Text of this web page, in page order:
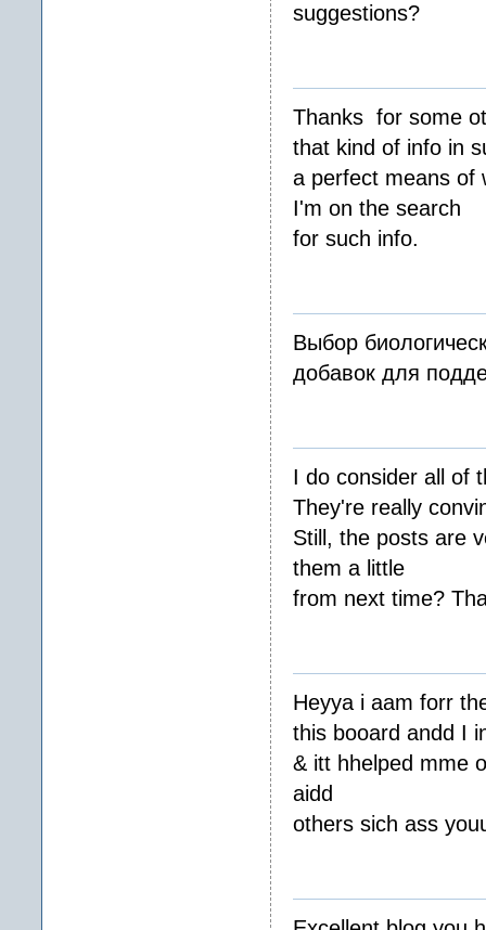
suggestions?
Thanks for some
that kind of info in
a perfect means of
I'm on the search
for such info.
Выбор
добавок для
I do consider all of
They're really
Still, the posts are
them a little
from next time?
Heyya i aam forr
this booard andd I
& itt hhelped mme
aidd
others sich ass